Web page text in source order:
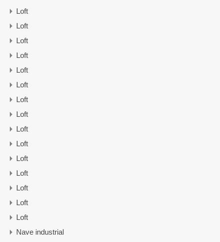
Loft
Loft
Loft
Loft
Loft
Loft
Loft
Loft
Loft
Loft
Loft
Loft
Loft
Loft
Loft
Nave industrial